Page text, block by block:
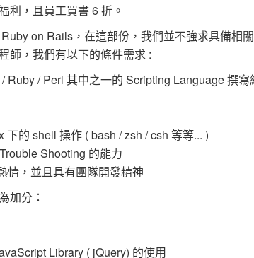
利，且員工買書 6 折。
on Rails，在這部份，我們並不強求具備相
師，我們有以下的條件需求 :
Ruby / Perl 其中之一的 Scripting Language 撰寫
下的 shell 操作 ( bash / zsh / csh 等等... )
Shooting 的能力
情，並且具有團隊開發精神
加分：
Library ( jQuery) 的使用